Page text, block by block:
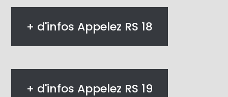
+ d'infos Appelez RS 18
+ d'infos Appelez RS 19